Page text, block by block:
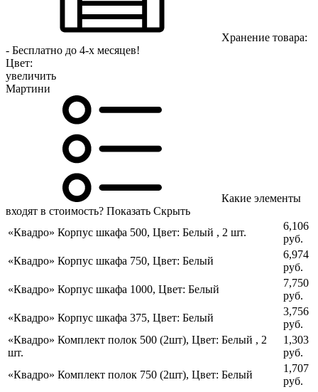
Хранение товара:
- Бесплатно до 4-х месяцев!
Цвет:
увеличить
Мартини
Какие элементы
входят в стоимость? Показать Скрыть
«Квадро» Корпус шкафа 500, Цвет: Белый , 2 шт.
6,106
руб.
«Квадро» Корпус шкафа 750, Цвет: Белый
6,974
руб.
«Квадро» Корпус шкафа 1000, Цвет: Белый
7,750
руб.
«Квадро» Корпус шкафа 375, Цвет: Белый
3,756
руб.
«Квадро» Комплект полок 500 (2шт), Цвет: Белый , 2
шт.
1,303
руб.
«Квадро» Комплект полок 750 (2шт), Цвет: Белый
1,707
руб.